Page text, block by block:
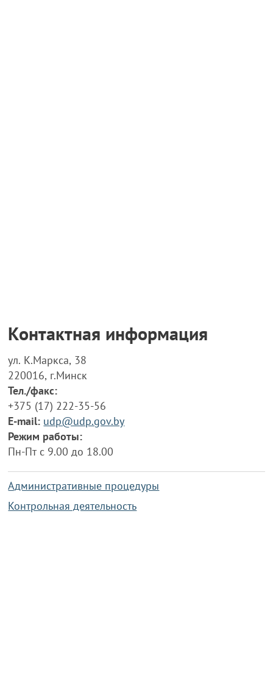
Контактная информация
ул. К.Маркса, 38
220016, г.Минск
Тел./факс:
+375 (17) 222-35-56
E-mail: udp@udp.gov.by
Режим работы:
Пн-Пт с 9.00 до 18.00
Административные процедуры
Контрольная деятельность